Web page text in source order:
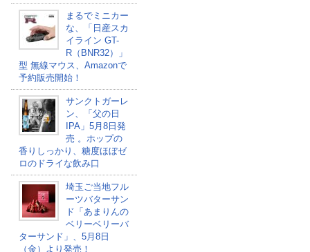
まるでミニカー
な、「日産スカ
イライン GT-
R（BNR32）」
型 無線マウス、Amazonで
予約販売開始！
サンクトガーレ
ン、「父の日
IPA」5月8日発
売 。ホップの
香りしっかり、糖度ほぼゼ
ロのドライな飲み口
埼玉ご当地フル
ーツバターサン
ド「あまりんの
ベリーベリーバ
ターサンド」、5月8日
（金）より発売！